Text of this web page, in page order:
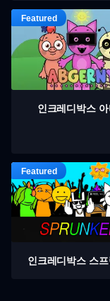
인크레디박스 아
인크레디박스 스